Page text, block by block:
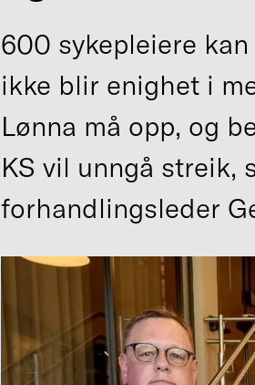
600 sykepleiere
ikke blir enighet i
Lønna må opp, og
KS vil unngå streik,
forhandlingsleder